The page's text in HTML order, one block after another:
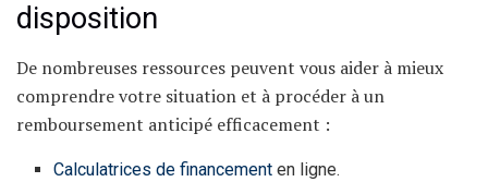
disposition
De nombreuses ressources peuvent vous aider à mieux
comprendre votre situation et à procéder à un
remboursement anticipé efficacement :
Calculatrices de financement en ligne.